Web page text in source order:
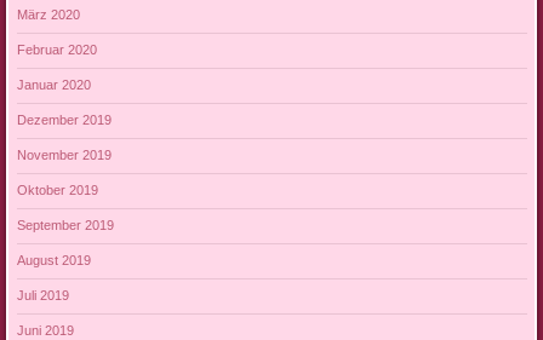
März 2020
Februar 2020
Januar 2020
Dezember 2019
November 2019
Oktober 2019
September 2019
August 2019
Juli 2019
Juni 2019